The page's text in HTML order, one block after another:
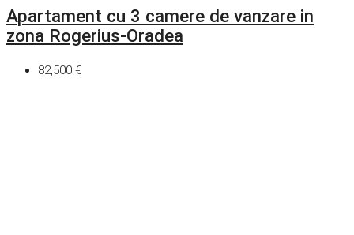
Apartament cu 3 camere de vanzare in
zona Rogerius-Oradea
82,500 €